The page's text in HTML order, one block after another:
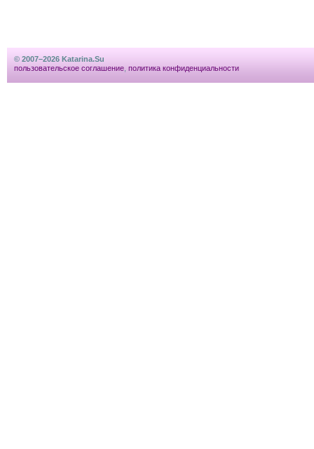
© 2007–2026 Katarina.Su
пользовательское соглашение политика конфиденциальности